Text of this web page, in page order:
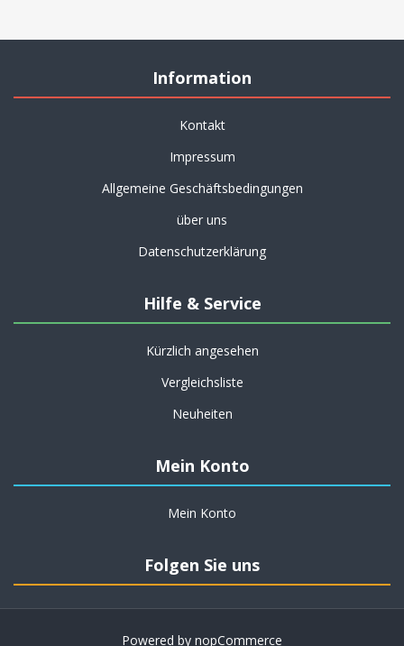
Information
Kontakt
Impressum
Allgemeine Geschäftsbedingungen
über uns
Datenschutzerklärung
Hilfe & Service
Kürzlich angesehen
Vergleichsliste
Neuheiten
Mein Konto
Mein Konto
Folgen Sie uns
Powered by nopCommerce